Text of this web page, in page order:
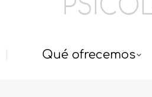
Qué ofrecemos